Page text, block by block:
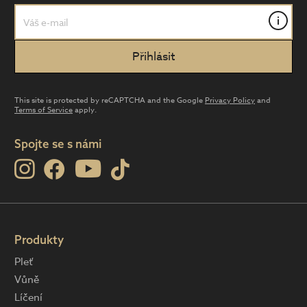
i
This site is protected by reCAPTCHA and the Google Privacy Policyand
Terms of Serviceapply.
Spojte se s námi
Produkty
Pleť
Vůně
Líčení